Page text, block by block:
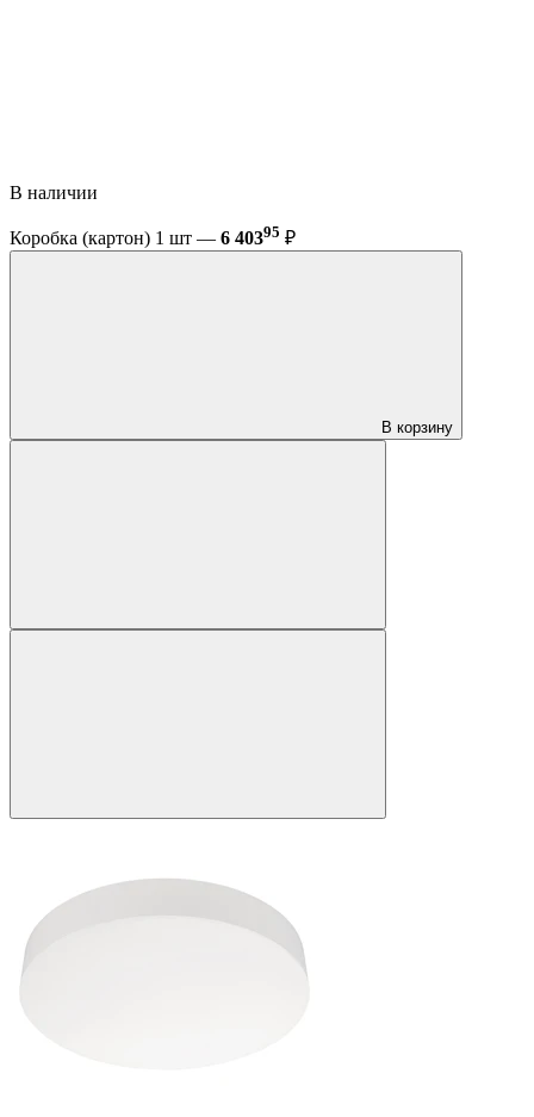
В наличии
Коробка (картон) 1 шт — 6 40395 ₽
В корзину